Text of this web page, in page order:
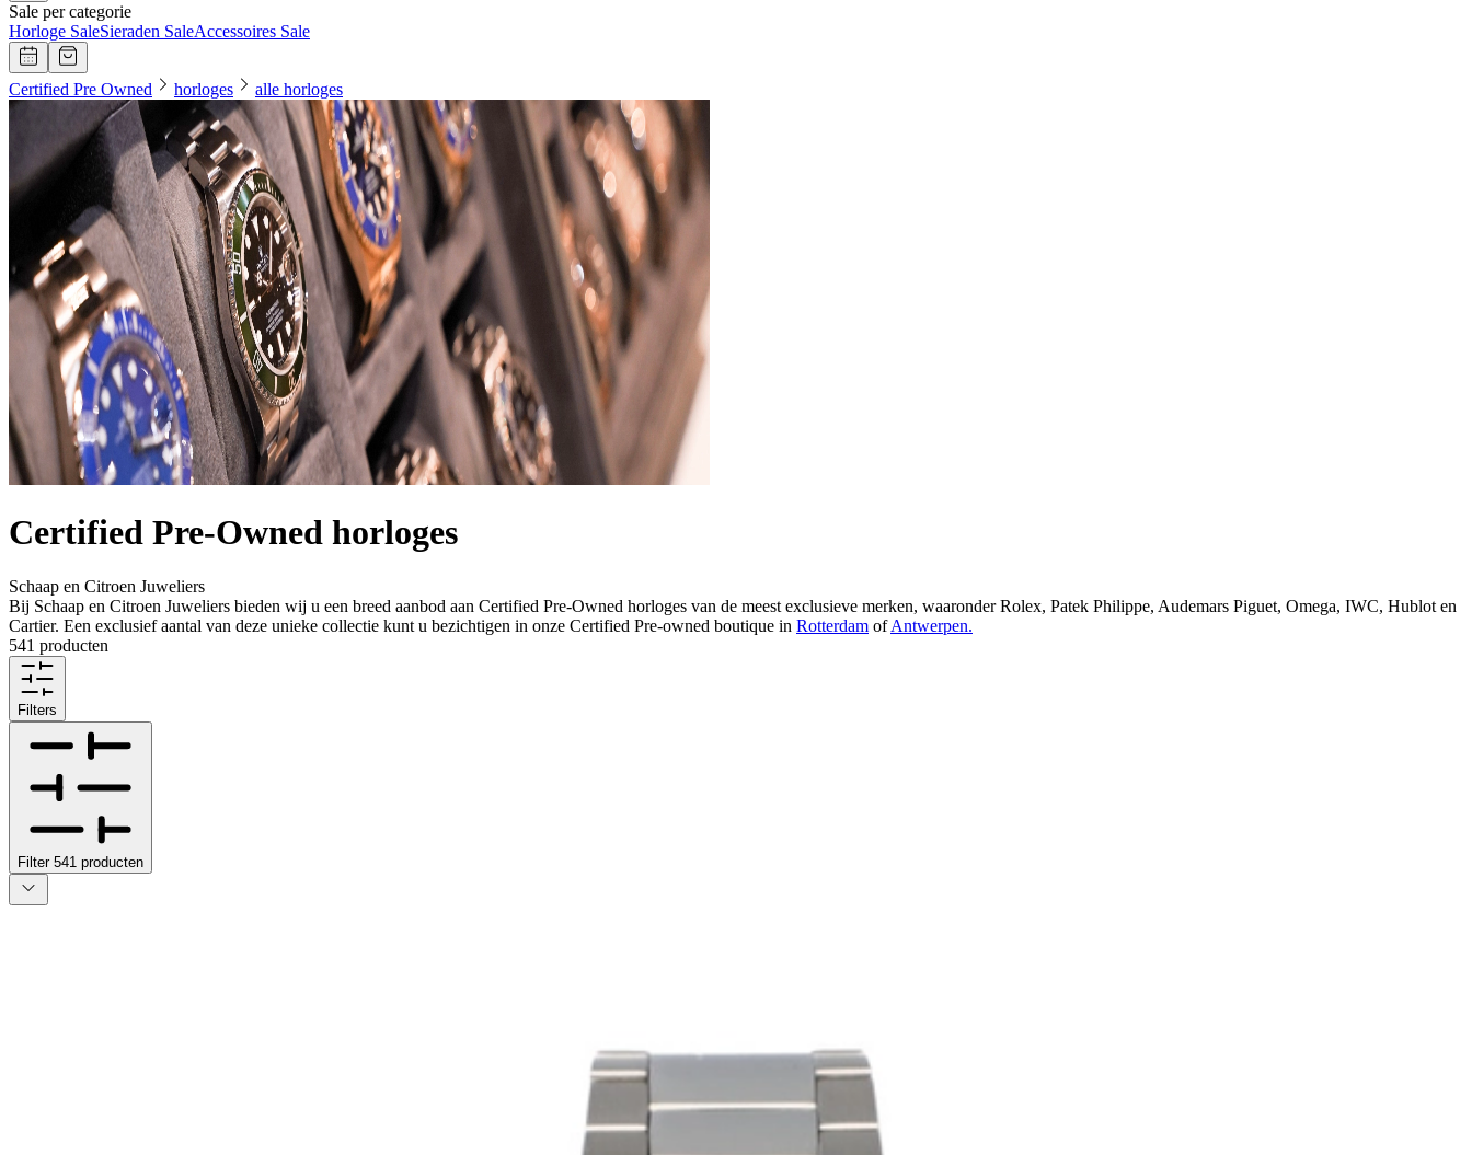
Sale per categorie
Horloge SaleSieraden SaleAccessoires Sale
Certified Pre Owned horloges alle horloges
Certified Pre-Owned horloges
Schaap en Citroen Juweliers
Bij Schaap en Citroen Juweliers bieden wij u een breed aanbod aan Certified Pre-Owned horloges van de meest exclusieve merken, waaronder Rolex, Patek Philippe, Audemars Piguet, Omega, IWC, Hublot en
Cartier. Een exclusief aantal van deze unieke collectie kunt u bezichtigen in onze Certified Pre-owned boutique in Rotterdam ofAntwerpen.
541 producten
Filters
Filter 541 producten